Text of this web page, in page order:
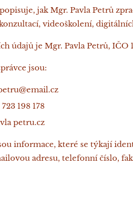
jak Mgr. Pavla Petrů
videoškolení,
údajů je Mgr. Pavla Petrů,
jsou:
198 178
petru.cz
informace, které se týkají
adresu, telefonní číslo,